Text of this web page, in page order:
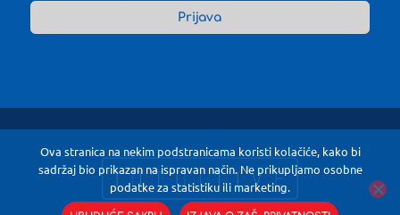
Ova stranica na nekim podstranicama koristi kolačiće, kako bi
sadržaj bio prikazan na ispravan način. Ne prikupljamo osobne
podatke za statistiku ili marketing.